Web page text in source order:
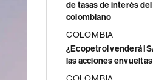
de tasas de interés
colombiano
COLOMBIA
¿Ecopetrol venderá
las acciones